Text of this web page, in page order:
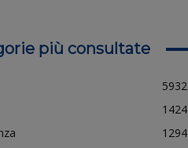
più consultate
5932
1424
1294